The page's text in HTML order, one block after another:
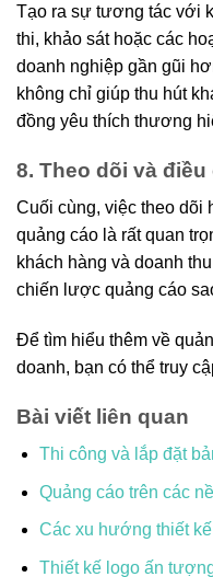
Tạo ra sự tương tác với
thi, khảo sát hoặc các
doanh nghiệp gần gũi
không chỉ giúp thu hút
đồng yêu thích thương
8. Theo dõi và
Cuối cùng, việc theo dõi
quảng cáo là rất quan
khách hàng và doanh
chiến lược quảng cáo
Để tìm hiểu thêm về
doanh, bạn có thể truy
Bài viết liên quan
Thi công và lắp đặt
Quảng cáo trên các
Các xu hướng thiết
Thiết kế logo ấn